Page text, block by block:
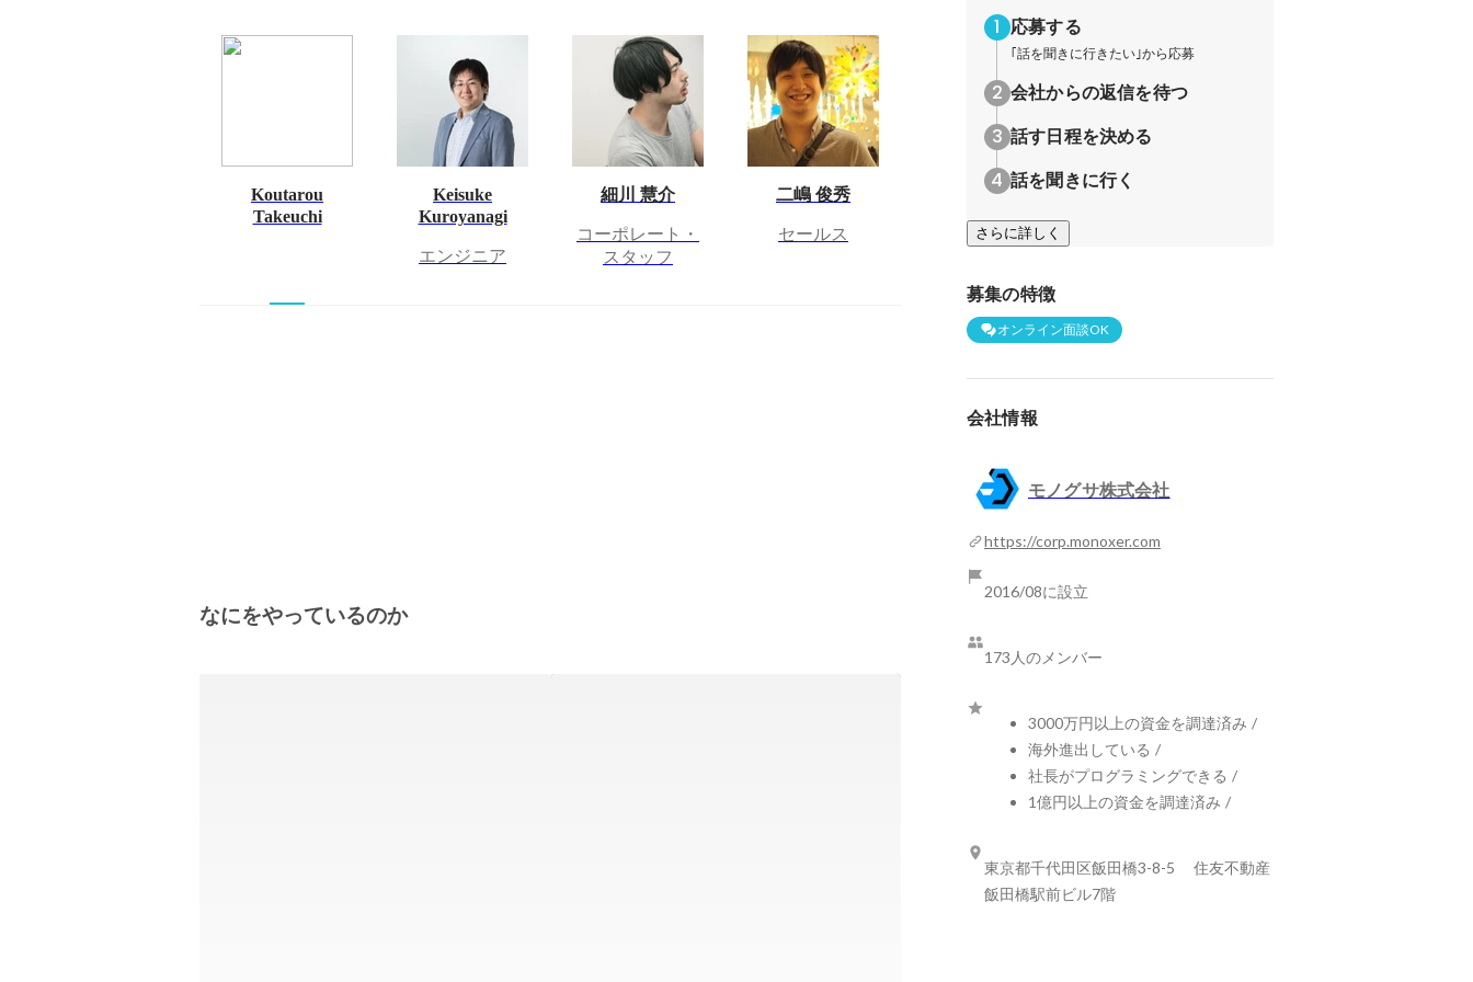
Koutarou
Takeuchi
Keisuke
Kuroyanagi
エンジニア
細川 慧介
コーポレート・
スタッフ
二嶋 俊秀
セールス
なにをやっているのか
応募する
｢話を聞きに行きたい｣から応募
会社からの返信を待つ
話す日程を決める
話を聞きに行く
さらに詳しく
募集の特徴
オンライン面談OK
会社情報
モノグサ株式会社
https://corp.monoxer.com
2016/08に設立
173人のメンバー
3000万円以上の資金を調達済み /
海外進出している /
社長がプログラミングできる /
1億円以上の資金を調達済み /
東京都千代田区飯田橋3-8-5 住友不動産
飯田橋駅前ビル7階